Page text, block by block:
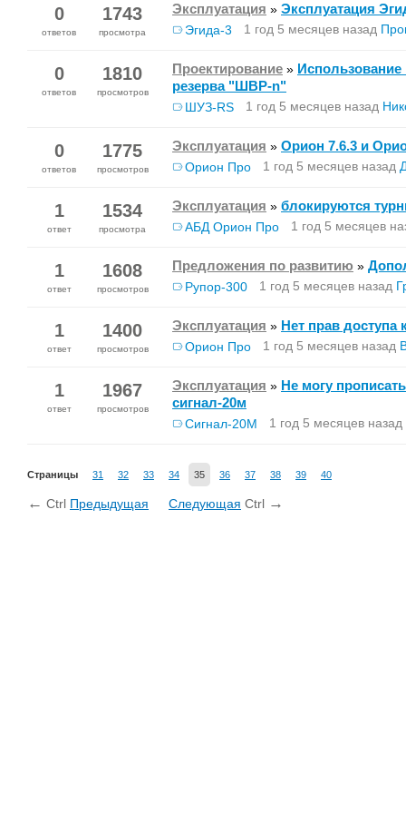
0
ответов
1743
просмотра
Эксплуатация » Эксплуатация
Эгида-3 1 год 5 месяцев назад
0
ответов
1810
просмотров
Проектирование »
резерва "ШВР-n"
ШУЗ-RS 1 год 5 месяцев назад
0
ответов
1775
просмотров
Эксплуатация » Орион 7.6.3 и
Орион Про 1 год 5 месяцев назад
1
ответ
1534
просмотра
Эксплуатация » блокируются
АБД Орион Про 1 год 5 месяцев
1
ответ
1608
просмотров
Предложения по развитию »
Рупор-300 1 год 5 месяцев назад
1
ответ
1400
просмотров
Эксплуатация » Нет прав доступа
Орион Про 1 год 5 месяцев назад
1
ответ
1967
просмотров
Эксплуатация » Не могу
сигнал-20м
Сигнал-20М 1 год 5 месяцев назад
Страницы 31 32 33 34 35 36 37 38 39 40
← Ctrl Предыдущая Следующая Ctrl →